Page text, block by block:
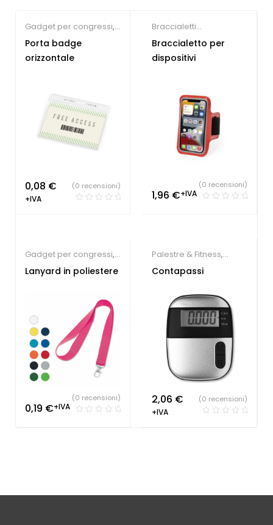
Gadget per congressi,
Gadget per fiere
Lanyard
Porta badge
orizzontale
0,08 €
+IVA
(0 recensioni)
Braccialetti
personalizzati
Braccialetto per
dispositivi
1,96 €+IVA
(0 recensioni)
Gadget per congressi,
Gadget per fiere,
Lanyard in poliestere
0,19 €+IVA
(0 recensioni)
Palestre & Fitness,
Gadget Sport e Tempo
Contapassi
2,06 €
+IVA
(0 recensioni)